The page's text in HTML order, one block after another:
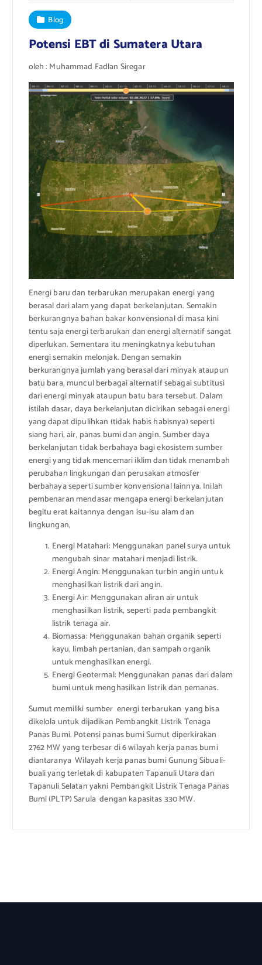
Blog
Potensi EBT di Sumatera Utara
oleh : Muhammad Fadlan Siregar
Energi baru dan terbarukan merupakan energi yang
berasal dari alam yang dapat berkelanjutan. Semakin
berkurangnya bahan bakar konvensional di masa kini
tentu saja energi terbarukan dan energi alternatif sangat
diperlukan. Sementara itu meningkatnya kebutuhan
energi semakin melonjak. Dengan semakin
berkurangnya jumlah yang berasal dari minyak ataupun
batu bara, muncul berbagai alternatif sebagai subtitusi
dari energi minyak ataupun batu bara tersebut. Dalam
istilah dasar, daya berkelanjutan dicirikan sebagai energi
yang dapat dipulihkan (tidak habis habisnya) seperti
siang hari, air, panas bumi dan angin. Sumber daya
berkelanjutan tidak berbahaya bagi ekosistem sumber
energi yang tidak mencemari iklim dan tidak menambah
perubahan lingkungan dan perusakan atmosfer
berbahaya seperti sumber konvensional lainnya. Inilah
pembenaran mendasar mengapa energi berkelanjutan
begitu erat kaitannya dengan isu-isu alam dan
lingkungan,
Energi Matahari: Menggunakan panel surya untuk
mengubah sinar matahari menjadi listrik.
Energi Angin: Menggunakan turbin angin untuk
menghasilkan listrik dari angin.
Energi Air: Menggunakan aliran air untuk
menghasilkan listrik, seperti pada pembangkit
listrik tenaga air.
Biomassa: Menggunakan bahan organik seperti
kayu, limbah pertanian, dan sampah organik
untuk menghasilkan energi.
Energi Geotermal: Menggunakan panas dari dalam
bumi untuk menghasilkan listrik dan pemanas.
Sumut memiliki sumber energi terbarukan yang bisa
dikelola untuk dijadikan Pembangkit Listrik Tenaga
Panas Bumi. Potensi panas bumi Sumut diperkirakan
2762 MW yang terbesar di 6 wilayah kerja panas bumi
diantaranya Wilayah kerja panas bumi Gunung Sibuali-
buali yang terletak di kabupaten Tapanuli Utara dan
Tapanuli Selatan yakni Pembangkit Listrik Tenaga Panas
Bumi (PLTP) Sarula dengan kapasitas 330 MW.